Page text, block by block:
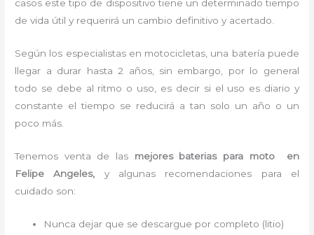
casos este tipo de dispositivo tiene un determinado tiempo
de vida útil y requerirá un cambio definitivo y acertado.
Según los especialistas en motocicletas, una batería puede
llegar a durar hasta 2 años, sin embargo, por lo general
todo se debe al ritmo o uso, es decir si el uso es diario y
constante el tiempo se reducirá a tan solo un año o un
poco más.
Tenemos venta de las mejores baterias para moto
en
Felipe Angeles, y algunas recomendaciones para el
cuidado son:
Nunca dejar que se descargue por completo (litio)